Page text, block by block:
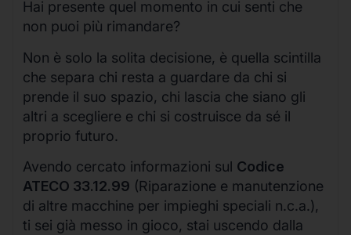
Hai presente quel momento in cui senti che
non puoi più rimandare?
Non è solo la solita decisione, è quella scintilla
che separa chi resta a guardare da chi si
prende il suo spazio, chi lascia che siano gli
altri a scegliere e chi si costruisce da sé il
proprio futuro.
Avendo cercato informazioni sul Codice
ATECO 33.12.99 (Riparazione e manutenzione
di altre macchine per impieghi speciali n.c.a.),
ti sei già messo in gioco, stai uscendo dalla